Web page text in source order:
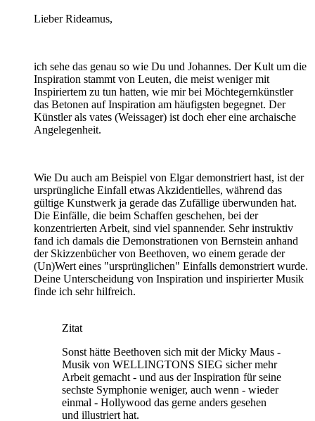
Lieber Rideamus,
ich sehe das genau so wie Du und Johannes. Der Kult um die
Inspiration stammt von Leuten, die meist weniger mit
Inspiriertem zu tun hatten, wie mir bei Möchtegernkünstler
das Betonen auf Inspiration am häufigsten begegnet. Der
Künstler als vates (Weissager) ist doch eher eine archaische
Angelegenheit.
Wie Du auch am Beispiel von Elgar demonstriert hast, ist der
ursprüngliche Einfall etwas Akzidentielles, während das
gültige Kunstwerk ja gerade das Zufällige überwunden hat.
Die Einfälle, die beim Schaffen geschehen, bei der
konzentrierten Arbeit, sind viel spannender. Sehr instruktiv
fand ich damals die Demonstrationen von Bernstein anhand
der Skizzenbücher von Beethoven, wo einem gerade der
(Un)Wert eines "ursprünglichen" Einfalls demonstriert wurde.
Deine Unterscheidung von Inspiration und inspirierter Musik
finde ich sehr hilfreich.
Zitat
Sonst hätte Beethoven sich mit der Micky Maus -
Musik von WELLINGTONS SIEG sicher mehr
Arbeit gemacht - und aus der Inspiration für seine
sechste Symphonie weniger, auch wenn - wieder
einmal - Hollywood das gerne anders gesehen
und illustriert hat.